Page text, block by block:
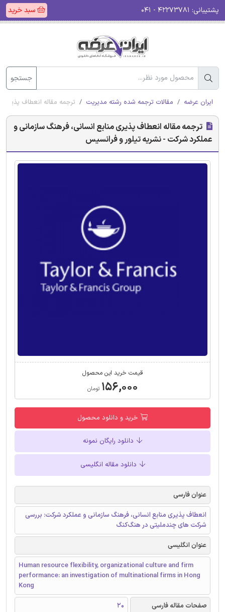
پشتیبانی: سبد خرید
جستجو
ایران عرضه مقالات ترجمه شده رشته مدیریت ترجمه مقاله انعطاف
ترجمه مقاله انعطاف پذیری منابع انسانی، فرهنگ سازمانی و
عملکرد شرکت - نشریه تیلور و فرانسیس
قیمت خرید این محصول
۱۵۶,۰۰۰ تومان
خرید و دانلود محصول
دانلود رایگان نمونه
دانلود مقاله انگلیسی
عنوان فارسی
انعطاف پذیری منابع انسانی، فرهنگ سازمانی و عملکرد شرکت: بررسی
شرکت های چندملیتی در هنگ‌کنگ
عنوان انگلیسی
Human resource flexibility, organizational culture and firm
performance: an investigation of multinational firms in Hong
Kong
صفحات مقاله فارسی
20